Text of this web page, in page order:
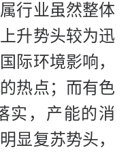
行业虽然整体
升势头较为迅
际环境影响，
热点；而有色
实，产能的消
显复苏势头，